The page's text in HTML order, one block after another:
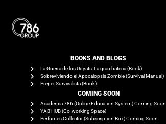
BOOKS AND BLOGS​
La Guerra de los Udyats: La gran bateria (Book)
Sobreviviendo el Apocalopsis Zombie (Survival Manual)
Preper Survivalista (Book)
COMING SOON
Academia 786 (Online Education System) Coming Soon
YAB HUB (Co-working Space)
Perfumes Collector (Subscription Box) Coming Soon